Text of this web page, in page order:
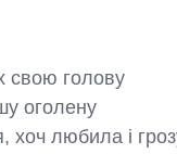
свою голову
оголену
хоч любила і